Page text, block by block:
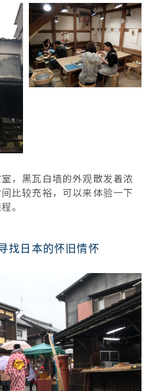
，黑瓦白墙的外观散发着浓
比较充裕，可以来体验一下
。
找日本的怀旧情怀